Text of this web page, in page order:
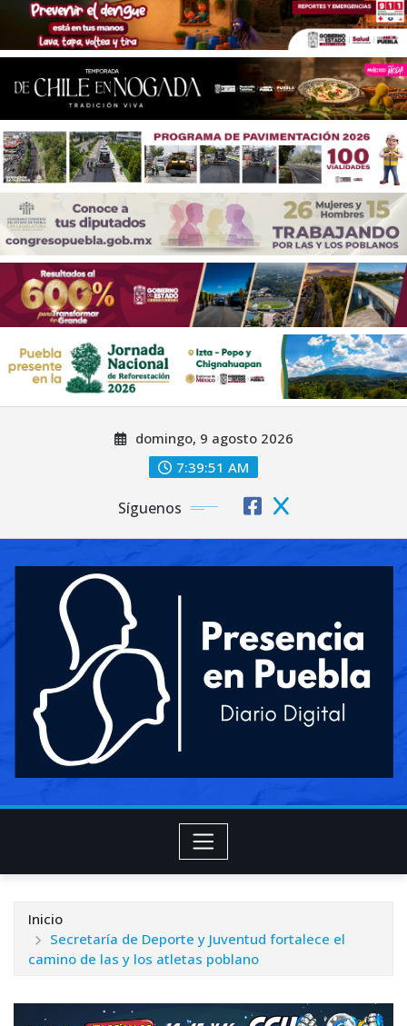
domingo, 9 agosto 2026
7:39:53 AM
Síguenos
Inicio
Secretaría de Deporte y Juventud fortalece el
camino de las y los atletas poblano